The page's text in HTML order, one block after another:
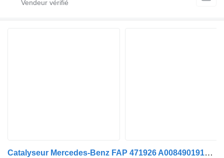
Catalyseur Mercedes-Benz FAP 471926 A0084901912 pour camion Mercedes-Benz ACTROS 1845